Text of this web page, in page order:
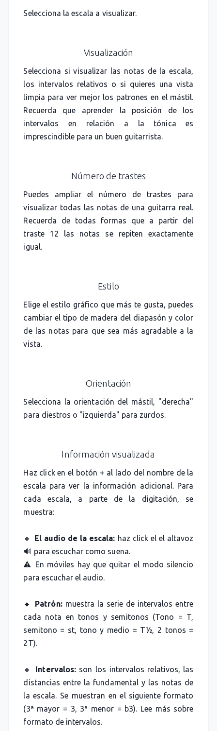
Selecciona la escala a visualizar.
Visualización
Selecciona si visualizar las notas de la escala,
los intervalos relativos o si quieres una vista
limpia para ver mejor los patrones en el mástil.
Recuerda que aprender la posición de los
intervalos en relación a la tónica es
imprescindible para un buen guitarrista.
Número de trastes
Puedes ampliar el número de trastes para
visualizar todas las notas de una guitarra real.
Recuerda de todas formas que a partir del
traste 12 las notas se repiten exactamente
igual.
Estilo
Elige el estilo gráfico que más te gusta, puedes
cambiar el tipo de madera del diapasón y color
de las notas para que sea más agradable a la
vista.
Orientación
Selecciona la orientación del mástil, "derecha"
para diestros o "izquierda" para zurdos.
Información visualizada
Haz click en el botón + al lado del nombre de la
escala para ver la información adicional. Para
cada escala, a parte de la digitación, se
muestra:
🔸 El audio de la escala: haz click el el altavoz
🔊 para escuchar como suena.
⚠️ En móviles hay que quitar el modo silencio
para escuchar el audio.
🔸 Patrón:muestra la serie de intervalos entre
cada nota en tonos y semitonos (Tono = T,
semitono = st, tono y medio = T½, 2 tonos =
2T).
🔸 Intervalos:son los intervalos relativos, las
distancias entre la fundamental y las notas de
la escala. Se muestran en el siguiente formato
(3ª mayor = 3, 3ª menor = b3). Lee más sobre
formato de intervalos.